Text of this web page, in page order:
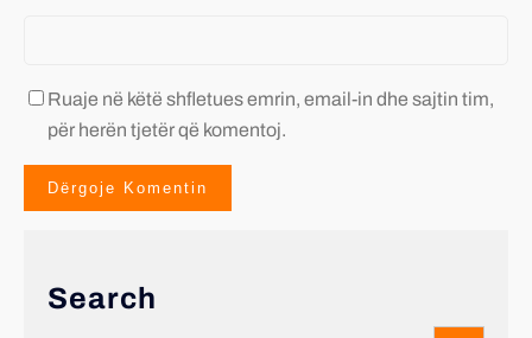
Ruaje në këtë shfletues emrin, email-in dhe sajtin tim,
për herën tjetër që komentoj.
Search